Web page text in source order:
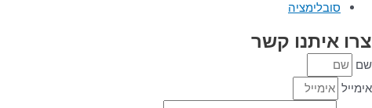
סובלימציה
צרו איתנו קשר
שם
אימייל